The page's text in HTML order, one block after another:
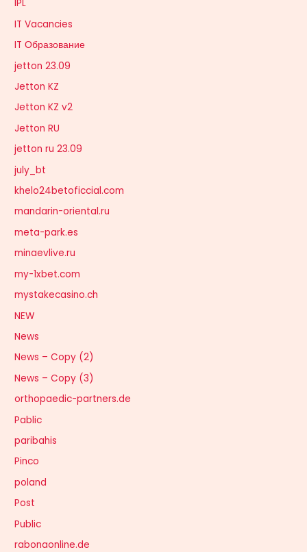
IPL
IT Vacancies
IT Образование
jetton 23.09
Jetton KZ
Jetton KZ v2
Jetton RU
jetton ru 23.09
july_bt
khelo24betoficcial.com
mandarin-oriental.ru
meta-park.es
minaevlive.ru
my-1xbet.com
mystakecasino.ch
NEW
News
News – Copy (2)
News – Copy (3)
orthopaedic-partners.de
Pablic
paribahis
Pinco
poland
Post
Public
rabonaonline.de